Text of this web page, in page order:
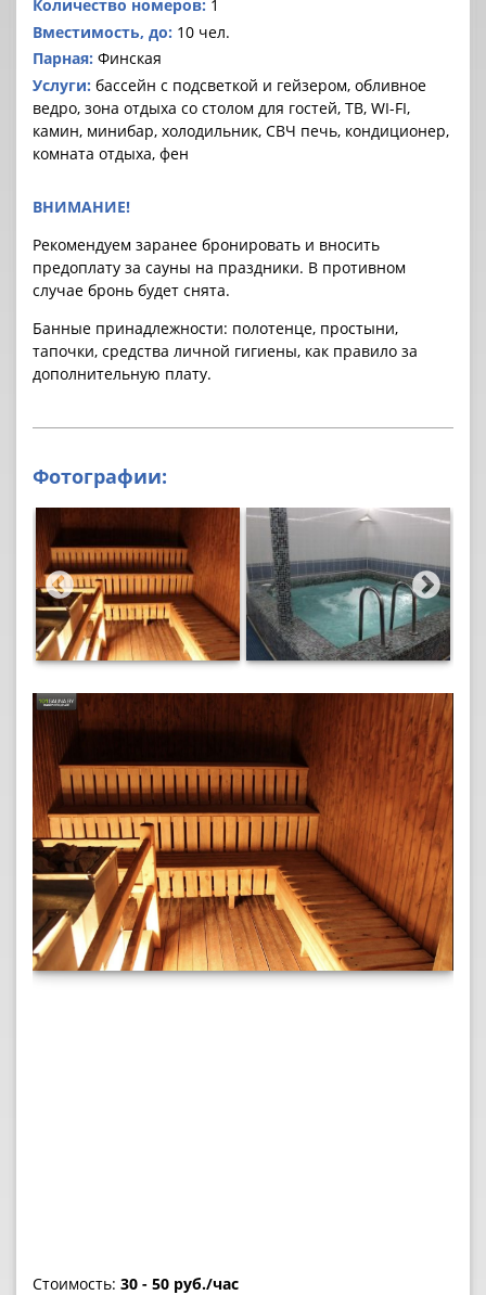
Количество номеров: 1
Вместимость, до: 10 чел.
Парная: Финская
Услуги: бассейн с подсветкой и гейзером, обливное
ведро, зона отдыха со столом для гостей, ТВ, WI-FI,
камин, минибар, холодильник, СВЧ печь, кондиционер,
комната отдыха, фен
ВНИМАНИЕ!
Рекомендуем заранее бронировать и вносить
предоплату за cауны на праздники. В противном
случае бронь будет снята.
Банные принадлежности: полотенце, простыни,
тапочки, средства личной гигиены, как правило за
дополнительную плату.
Фотографии:
Стоимость: 30 - 50 руб./час